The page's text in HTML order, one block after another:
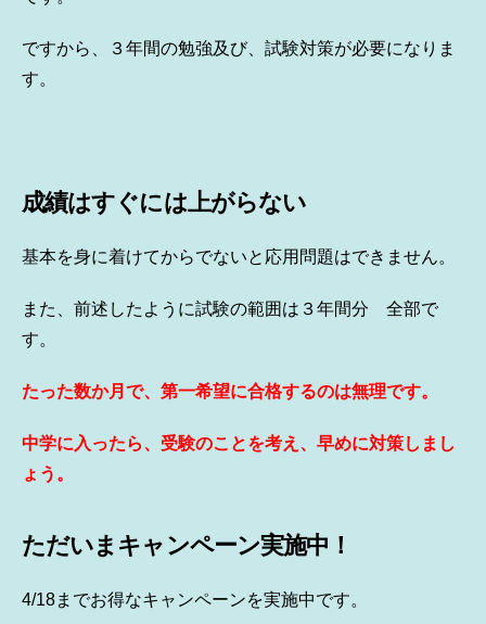
ですから、３年間の勉強及び、試験対策が必要になりま
す。
成績はすぐには上がらない
基本を身に着けてからでないと応用問題はできません。
また、前述したように試験の範囲は３年間分 全部で
す。
たった数か月で、第一希望に合格するのは無理です。
中学に入ったら、受験のことを考え、早めに対策しまし
ょう。
ただいまキャンペーン実施中！
4/18までお得なキャンペーンを実施中です。